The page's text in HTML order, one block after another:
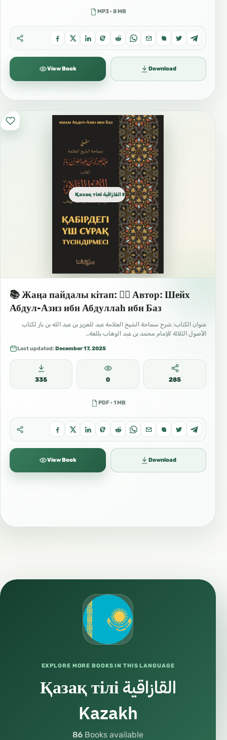
MP3 · 8 MB
View Book Download
Қазақ тілі القازاقية Kazakh
📚 Жаңа пайдалы кітап: ✍🏼 Автор: Шейх
Абдул-Азиз ибн Абдуллаһ ибн Баз
عنوان الكتاب: شرح سماحة الشيخ العلامة عبد للعزيز بن عبد الله بن باز لكتاب
الأصول الثلاثة للإمام محمد بن عبد الوهاب بللغة…
Last updated:December 17, 2025
335 0 285
PDF · 1 MB
View Book Download
EXPLORE MORE BOOKS IN THIS LANGUAGE
Қазақ тілі القازاقية
Kazakh
86 Books available